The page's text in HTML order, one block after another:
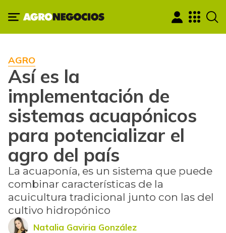
AGRO
Así es la
implementación de
sistemas acuapónicos
para potencializar el
agro del país
La acuaponía, es un sistema que puede
combinar características de la
acuicultura tradicional junto con las del
cultivo hidropónico
Natalia Gaviria González